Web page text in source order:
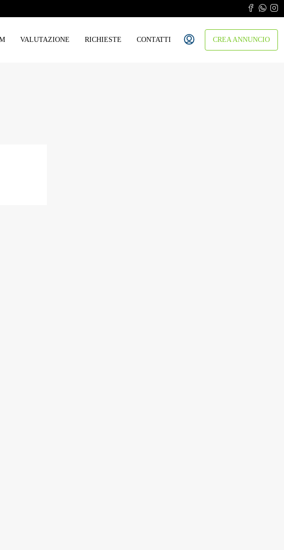
VALUTAZIONE RICHIESTE CONTATTI CREA ANNUNCIO